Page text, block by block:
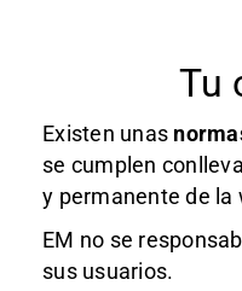
Tu
Existen unas
se cumplen
y permanente de la
EM no se
sus usuarios.